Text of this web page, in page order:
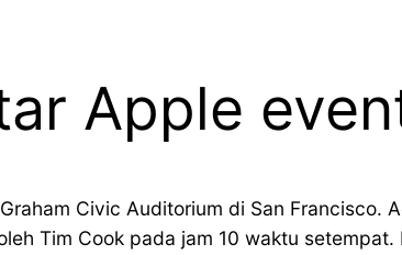
Apple
Civic Auditorium di San Francisco.
Tim Cook pada jam 10 waktu